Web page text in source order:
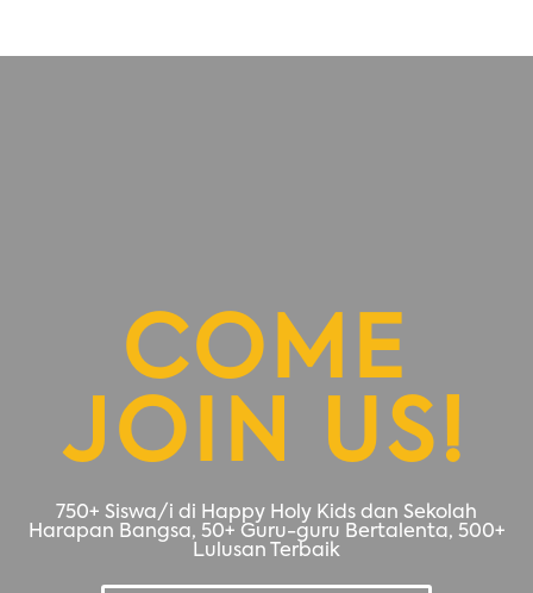
COME
JOIN US!
750+ Siswa/i di Happy Holy Kids dan Sekolah
Harapan Bangsa, 50+ Guru-guru Bertalenta, 500+
Lulusan Terbaik